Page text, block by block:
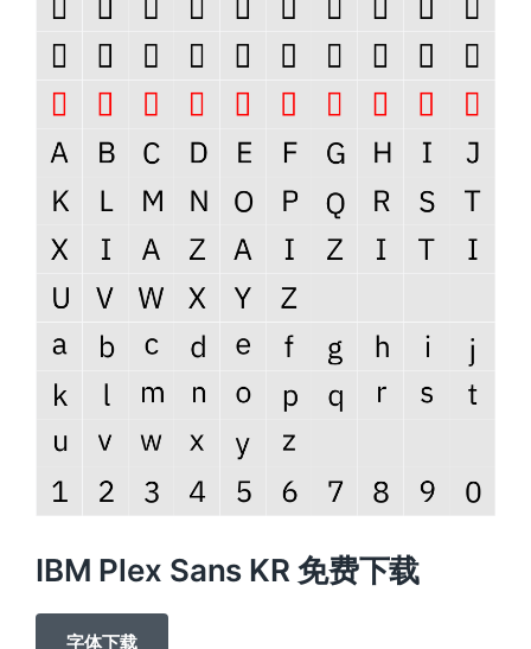
IBM Plex Sans KR 免费下载
字体下载